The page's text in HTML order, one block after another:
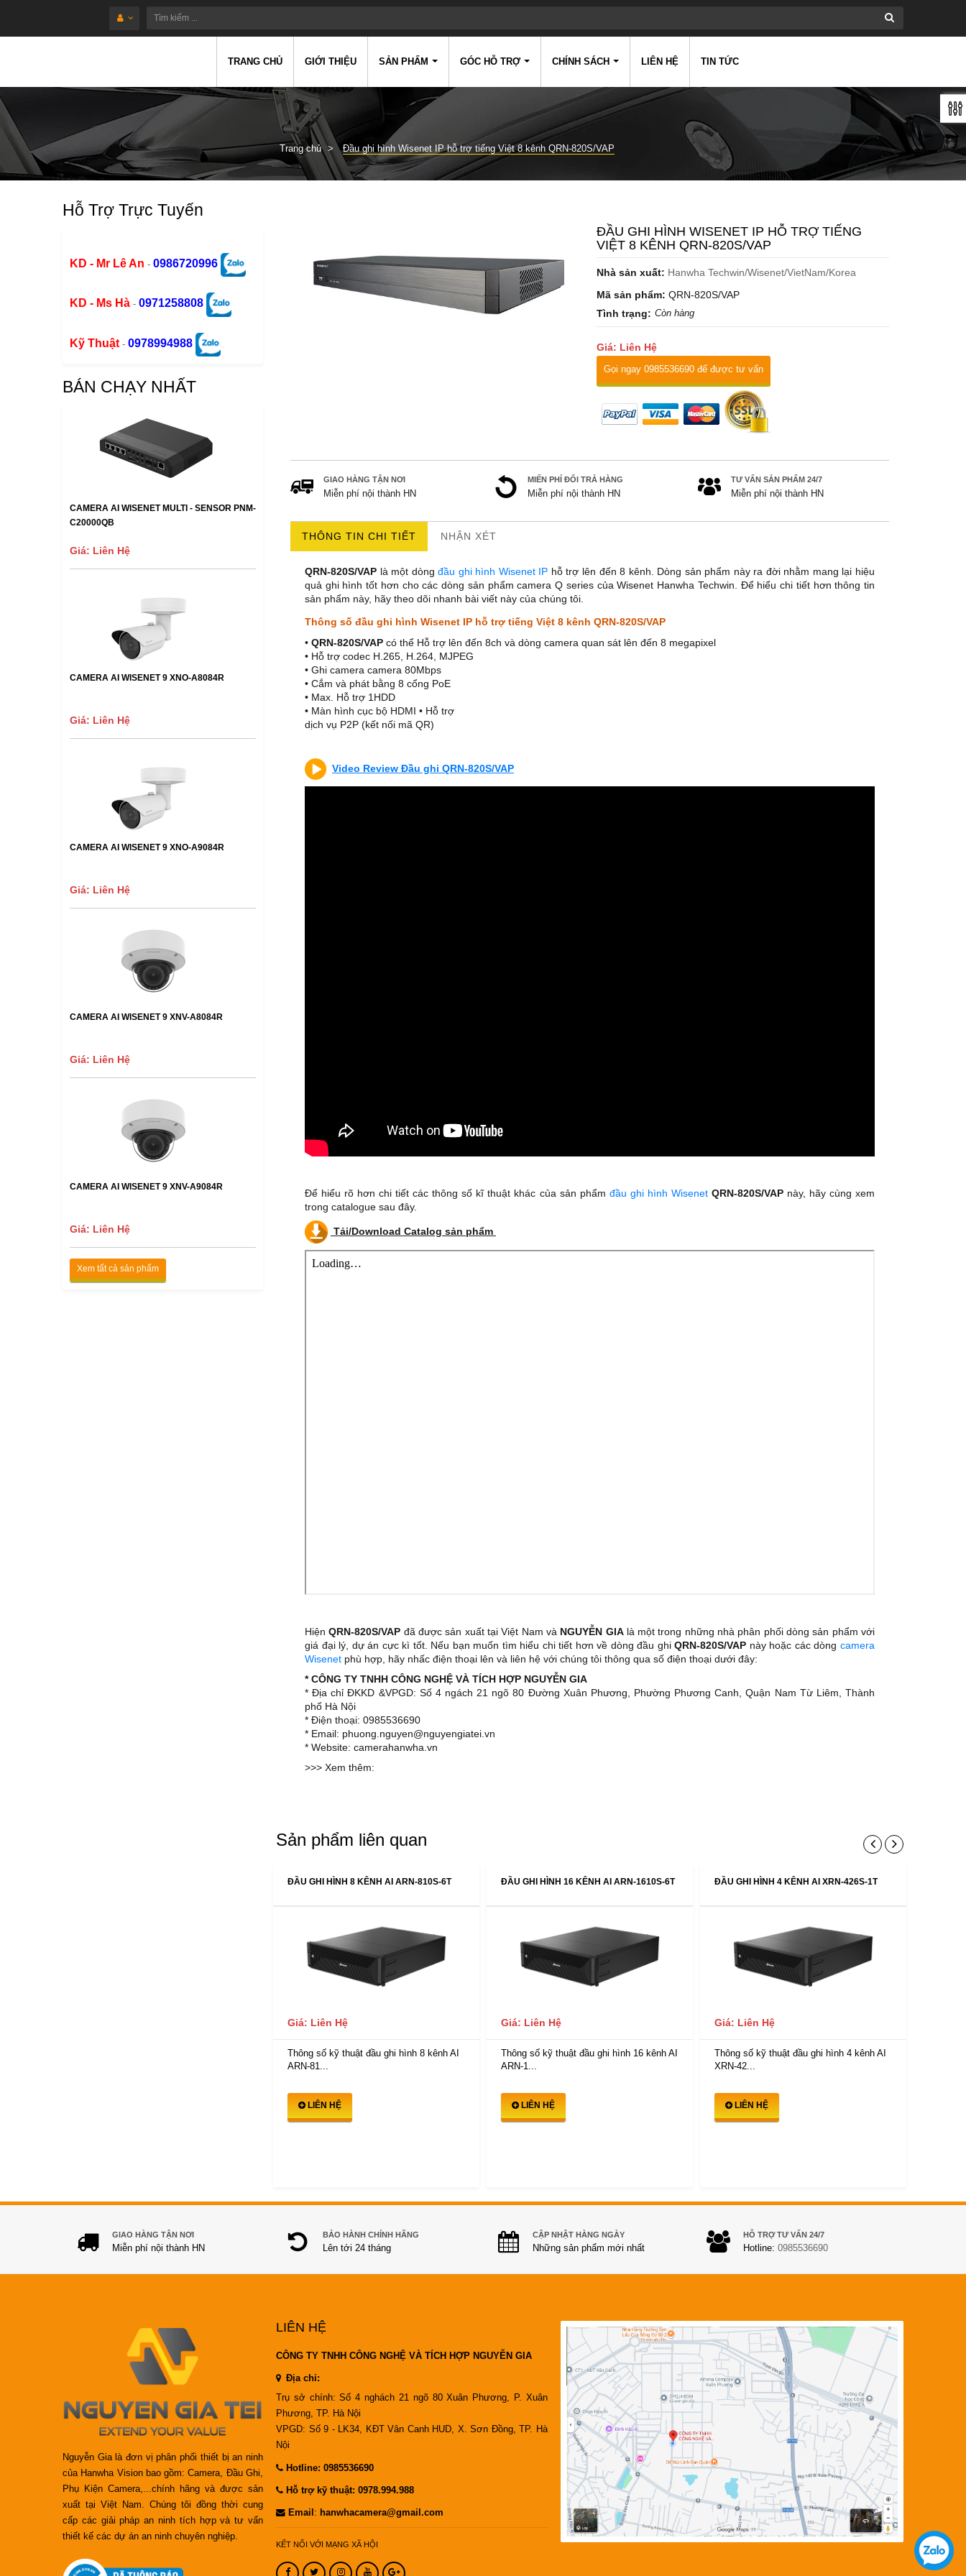
TRANG CHỦ GIỚI THIỆU SẢN PHẨM GÓC HỖ TRỢ CHÍNH SÁCH LIÊN HỆ TIN TỨC
Trang chủ Đầu ghi hình Wisenet IP hỗ trợ tiếng Việt 8 kênh QRN-820S/VAP
Hỗ Trợ Trực Tuyến
KD - Mr Lê An - 0986720996
KD - Ms Hà - 0971258808
Kỹ Thuật - 0978994988
BÁN CHẠY NHẤT
CAMERA AI WISENET MULTI - SENSOR PNM-
C20000QB
Giá: Liên Hệ
CAMERA AI WISENET 9 XNO-A8084R
Giá: Liên Hệ
CAMERA AI WISENET 9 XNO-A9084R
Giá: Liên Hệ
CAMERA AI WISENET 9 XNV-A8084R
Giá: Liên Hệ
CAMERA AI WISENET 9 XNV-A9084R
Giá: Liên Hệ
Xem tất cả sản phẩm
ĐẦU GHI HÌNH WISENET IP HỖ TRỢ TIẾNG
VIỆT 8 KÊNH QRN-820S/VAP
Nhà sản xuất: Hanwha Techwin/Wisenet/VietNam/Korea
Mã sản phẩm: QRN-820S/VAP
Tình trạng: Còn hàng
Giá: Liên Hệ
Gọi ngay 0985536690 để được tư vấn
GIAO HÀNG TẬN NƠI
Miễn phí nội thành HN
MIẾN PHÍ ĐỔI TRẢ HÀNG
Miễn phí nội thành HN
TƯ VẤN SẢN PHẨM 24/7
Miễn phí nội thành HN
THÔNG TIN CHI TIẾT NHẬN XÉT
QRN-820S/VAP là một dòngđầu ghi hình Wisenet IP hỗ trợ lên đến 8 kênh. Dòng sản phẩm này ra đời nhằm mang lại hiệu
quả ghi hình tốt hơn cho các dòng sản phẩm camera Q series của Wisenet Hanwha Techwin. Để hiểu chi tiết hơn thông tin
sản phẩm này, hãy theo dõi nhanh bài viết này của chúng tôi.
Thông số đầu ghi hình Wisenet IP hỗ trợ tiếng Việt 8 kênh QRN-820S/VAP
• QRN-820S/VAP có thể Hỗ trợ lên đến 8ch và dòng camera quan sát lên đến 8 megapixel
• Hỗ trợ codec H.265, H.264, MJPEG
• Ghi camera camera 80Mbps
• Cắm và phát bằng 8 cổng PoE
• Max. Hỗ trợ 1HDD
• Màn hình cục bộ HDMI • Hỗ trợ
dịch vụ P2P (kết nối mã QR)
Video Review Đầu ghi QRN-820S/VAP
Để hiểu rõ hơn chi tiết các thông số kĩ thuật khác của sản phẩm đầu ghi hình Wisenet QRN-820S/VAP này, hãy cùng xem
trong catalogue sau đây.
Tải/Download Catalog sản phẩm
HiệnQRN-820S/VAP đã được sản xuất tại Việt Nam và NGUYỄN GIAlà một trong những nhà phân phối dòng sản phẩm với
giá đại lý, dự án cực kì tốt. Nếu bạn muốn tìm hiểu chi tiết hơn về dòng đầu ghiQRN-820S/VAP này hoặc các dòngcamera
Wisenet phù hợp, hãy nhấc điện thoại lên và liên hệ với chúng tôi thông qua số điện thoại dưới đây:
* CÔNG TY TNHH CÔNG NGHỆ VÀ TÍCH HỢP NGUYỄN GIA
* Địa chỉ ĐKKD &VPGD: Số 4 ngách 21 ngõ 80 Đường Xuân Phương, Phường Phương Canh, Quận Nam Từ Liêm, Thành
phố Hà Nội
* Điện thoại: 0985536690
* Email: phuong.nguyen@nguyengiatei.vn
* Website: camerahanwha.vn
>>> Xem thêm:
Sản phẩm liên quan
ĐẦU GHI HÌNH 8 KÊNH AI ARN-810S-6T
Giá: Liên Hệ
Thông số kỹ thuật đầu ghi hình 8 kênh AI
ARN-81...
LIÊN HỆ
ĐẦU GHI HÌNH 16 KÊNH AI ARN-1610S-6T
Giá: Liên Hệ
Thông số kỹ thuật đầu ghi hình 16 kênh AI
ARN-1...
LIÊN HỆ
ĐẦU GHI HÌNH 4 KÊNH AI XRN-426S-1T
Giá: Liên Hệ
Thông số kỹ thuật đầu ghi hình 4 kênh AI
XRN-42...
LIÊN HỆ
GIAO HÀNG TẬN NƠI
Miễn phí nội thành HN
BẢO HÀNH CHÍNH HÃNG
Lên tới 24 tháng
CẬP NHẬT HÀNG NGÀY
Những sản phẩm mới nhất
HỖ TRỢ TƯ VẤN 24/7
Hotline: 0985536690
Nguyễn Gia là đơn vị phân phối thiết bị an ninh
của Hanwha Vision bao gồm: Camera, Đầu Ghi,
Phụ Kiện Camera,...chính hãng và được sản
xuất tại Việt Nam. Chúng tôi đồng thời cung
cấp các giải pháp an ninh tích hợp và tư vấn
thiết kế các dự án an ninh chuyên nghiệp.
LIÊN HỆ
CÔNG TY TNHH CÔNG NGHỆ VÀ TÍCH HỢP NGUYỄN GIA
Địa chỉ:
Trụ sở chính: Số 4 nghách 21 ngõ 80 Xuân Phương, P. Xuân
Phương, TP. Hà Nội
VPGD: Số 9 - LK34, KĐT Vân Canh HUD, X. Sơn Đồng, TP. Hà
Nội
Hotline: 0985536690
Hỗ trợ kỹ thuật: 0978.994.988
Email : hanwhacamera@gmail.com
KẾT NỐI VỚI MẠNG XÃ HỘI